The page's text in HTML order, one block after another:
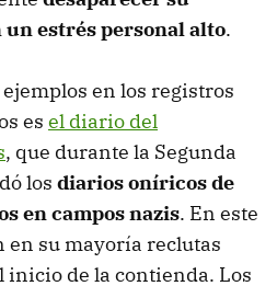
estrés personal alto.
en los registros
es el diario del
, que durante la Segunda
los diarios oníricos de
en campos nazis. En este
en su mayoría reclutas
inicio de la contienda. Los